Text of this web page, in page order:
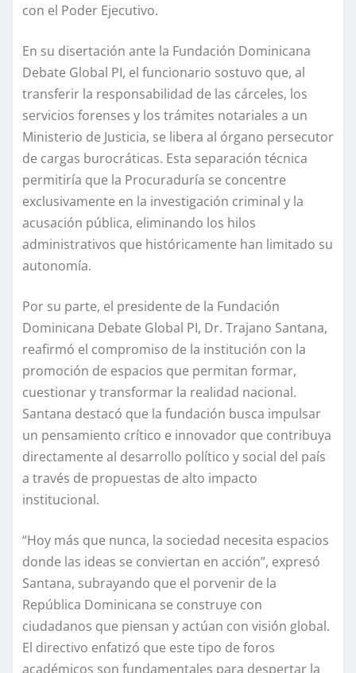
con el Poder Ejecutivo.
En su disertación ante la Fundación Dominicana
Debate Global PI, el funcionario sostuvo que, al
transferir la responsabilidad de las cárceles, los
servicios forenses y los trámites notariales a un
Ministerio de Justicia, se libera al órgano persecutor
de cargas burocráticas. Esta separación técnica
permitiría que la Procuraduría se concentre
exclusivamente en la investigación criminal y la
acusación pública, eliminando los hilos
administrativos que históricamente han limitado su
autonomía.
Por su parte, el presidente de la Fundación
Dominicana Debate Global PI, Dr. Trajano Santana,
reafirmó el compromiso de la institución con la
promoción de espacios que permitan formar,
cuestionar y transformar la realidad nacional.
Santana destacó que la fundación busca impulsar
un pensamiento crítico e innovador que contribuya
directamente al desarrollo político y social del país
a través de propuestas de alto impacto
institucional.
“Hoy más que nunca, la sociedad necesita espacios
donde las ideas se conviertan en acción”, expresó
Santana, subrayando que el porvenir de la
República Dominicana se construye con
ciudadanos que piensan y actúan con visión global.
El directivo enfatizó que este tipo de foros
académicos son fundamentales para despertar la